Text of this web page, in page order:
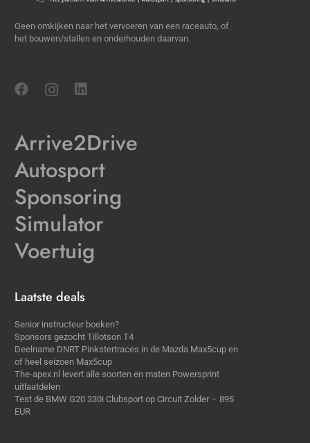
Geen omkijken naar het vervoeren van een raceauto, of
het bouwen/stallen en onderhouden daarvan.
Arrive2Drive
Autosport
Sponsoring
Simulator
Voertuig
Laatste deals
Senior instructeur boeken?
Sponsors gezocht Tillotson T4
Deelname DNRT Pinkstertraces in de Mazda Max5cup en
of heel seizoen Max5cup
The-apex.nl levert alle soorten en maten Powersprint
uitlaatdelen
Test de BMW G20 330i Clubsport op Circuit Zolder – 895
EUR